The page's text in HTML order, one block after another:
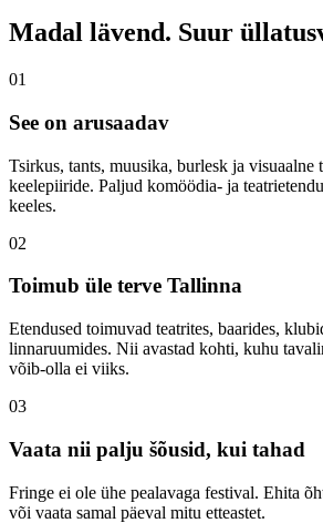
Madal lävend. Suur
01
See on arusaadav
Tsirkus, tants, muusika, burlesk ja visuaalne
keelepiiride. Paljud komöödia- ja
keeles.
02
Toimub üle terve Tallinna
Etendused toimuvad teatrites, baarides,
linnaruumides. Nii avastad kohti, kuhu
võib-olla ei viiks.
03
Vaata nii palju šõusid, kui tahad
Fringe ei ole ühe pealavaga festival. Ehita
või vaata samal päeval mitu etteastet.